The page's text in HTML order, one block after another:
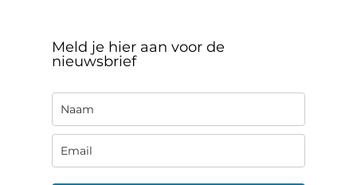
Meld je hier aan voor de
nieuwsbrief